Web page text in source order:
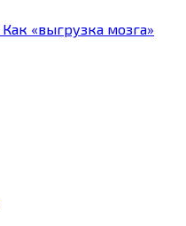
«выгрузка мозга»